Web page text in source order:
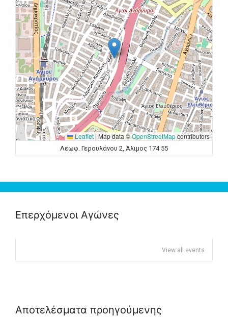
Leaflet | Map data ©OpenStreetMapcontributors
Λεωφ. Γερουλάνου 2, Άλιμος 174 55
Επερχόμενοι Αγώνες
View all events
Αποτελέσματα προηγούμενης